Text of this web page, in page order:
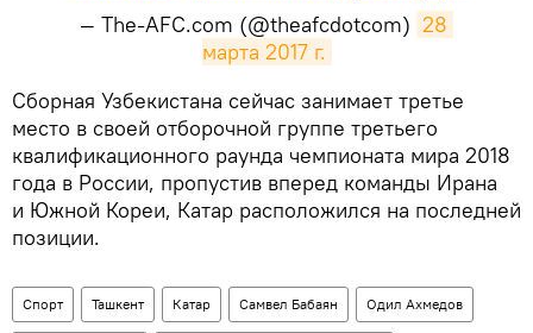
— The-AFC.com (@theafcdotcom) 28
марта 2017 г.
Сборная Узбекистана сейчас занимает третье
место в своей отборочной группе третьего
квалификационного раунда чемпионата мира 2018
года в России, пропустив вперед команды Ирана
и Южной Кореи, Катар расположился на последней
позиции.
Спорт Ташкент Катар Самвел Бабаян Одил Ахмедов